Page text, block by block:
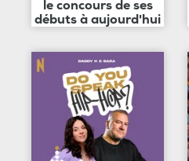
le concours de ses
débuts à aujourd'hui